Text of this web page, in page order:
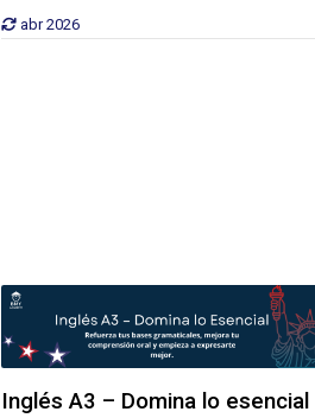
abr 2026
Inglés A3 – Domina lo esencial